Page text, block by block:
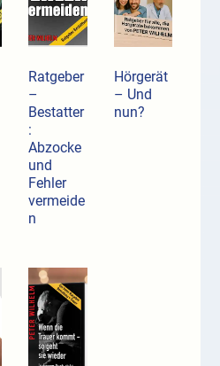
Ratgeber
–
Bestatter
:
Abzocke
und
Fehler
vermeide
n
Hörgerät
– Und
nun?